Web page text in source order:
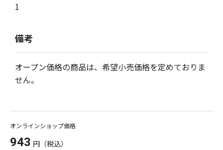
1
備考
オープン価格の商品は、希望小売価格を定めておりま
せん。
オンラインショップ価格
943 円 （税込）